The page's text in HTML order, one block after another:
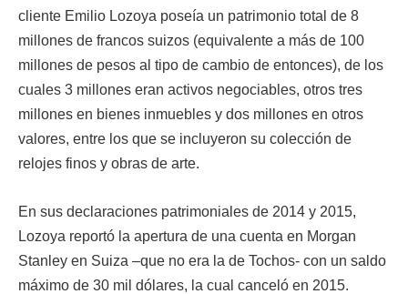
cliente Emilio Lozoya poseía un patrimonio total de 8
millones de francos suizos (equivalente a más de 100
millones de pesos al tipo de cambio de entonces), de los
cuales 3 millones eran activos negociables, otros tres
millones en bienes inmuebles y dos millones en otros
valores, entre los que se incluyeron su colección de
relojes finos y obras de arte.
En sus declaraciones patrimoniales de 2014 y 2015,
Lozoya reportó la apertura de una cuenta en Morgan
Stanley en Suiza –que no era la de Tochos- con un saldo
máximo de 30 mil dólares, la cual canceló en 2015.